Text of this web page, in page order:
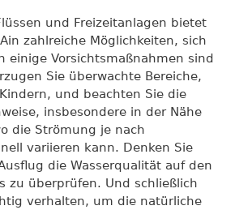
und Freizeitanlagen bietet
zahlreiche Möglichkeiten, sich
einige Vorsichtsmaßnahmen sind
Sie überwachte Bereiche,
und beachten Sie die
insbesondere in der Nähe
die Strömung je nach
variieren kann. Denken Sie
die Wasserqualität auf den
zu überprüfen. Und schließlich
verhalten, um die natürliche